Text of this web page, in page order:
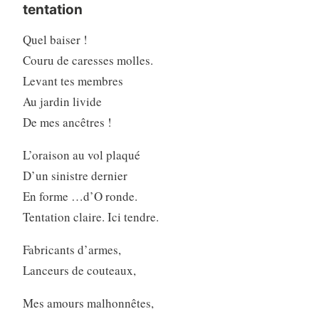
tentation
Quel baiser !
Couru de caresses molles.
Levant tes membres
Au jardin livide
De mes ancêtres !
L’oraison au vol plaqué
D’un sinistre dernier
En forme …d’O ronde.
Tentation claire. Ici tendre.
Fabricants d’armes,
Lanceurs de couteaux,
Mes amours malhonnêtes,